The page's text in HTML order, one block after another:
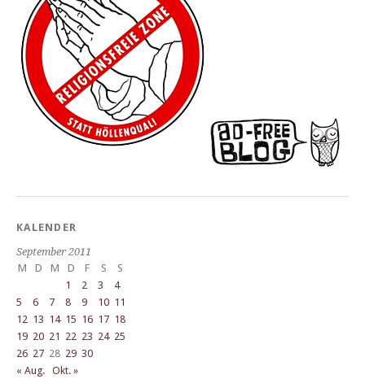
KALENDER
September 2011
M
D M D F S
S
1
2 3
4
5
6 7 8 9 10 11
12 13 14 15 16 17 18
19 20 21 22 23 24 25
26 27 28 29 30
« Aug. Okt. »